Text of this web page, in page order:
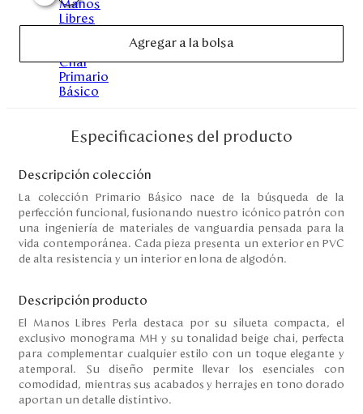
Disney
Mi cuenta
Blog
Servicio al cliente
Nuestras Tiendas
Costa Rica
Panamá
USA
Venezuela
Agregar a la bolsa
Especificaciones del producto
Descripción colección
La colección Primario Básico nace de la búsqueda de la
perfección funcional, fusionando nuestro icónico patrón con
una ingeniería de materiales de vanguardia pensada para la
vida contemporánea. Cada pieza presenta un exterior en PVC
de alta resistencia y un interior en lona de algodón.
Descripción producto
El Manos Libres Perla destaca por su silueta compacta, el
exclusivo monograma MH y su tonalidad beige chai, perfecta
para complementar cualquier estilo con un toque elegante y
atemporal. Su diseño permite llevar los esenciales con
comodidad, mientras sus acabados y herrajes en tono dorado
aportan un detalle distintivo.